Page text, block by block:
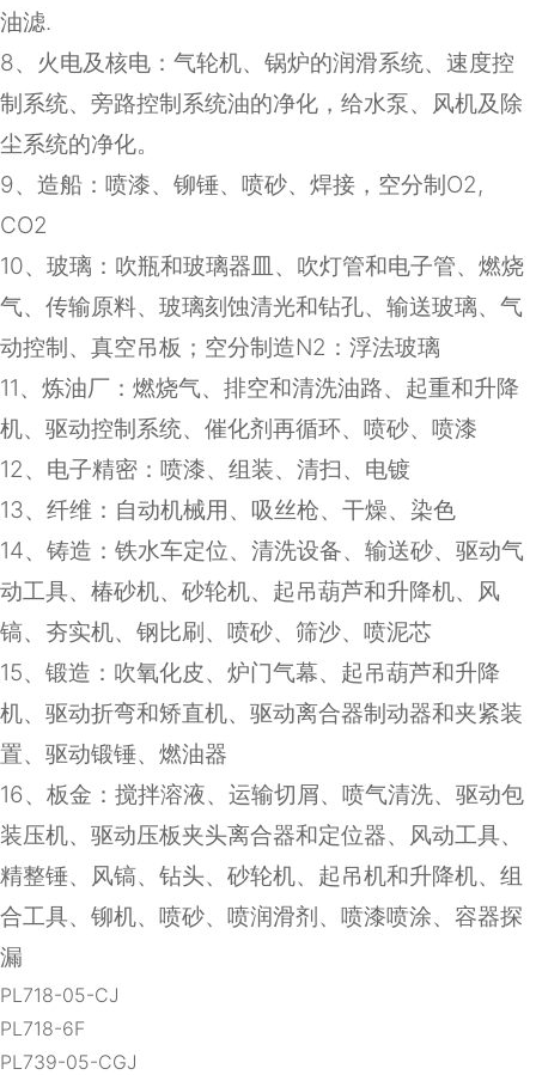
油滤.
8、火电及核电：气轮机、锅炉的润滑系统、速度控
制系统、旁路控制系统油的净化，给水泵、风机及除
尘系统的净化。
9、造船：喷漆、铆锤、喷砂、焊接，空分制 O2,
CO2
10、玻璃：吹瓶和玻璃器皿、吹灯管和电子管、燃烧
气、传输原料、玻璃刻蚀清光和钻孔、输送玻璃、气
动控制、真空吊板；空分制造N2 ：浮法玻璃
11、炼油厂：燃烧气、排空和清洗油路、起重和升降
机、驱动控制系统、催化剂再循环、喷砂、喷漆
12、电子精密：喷漆、组装、清扫、电镀
13、纤维：自动机械用、吸丝枪、干燥、染色
14、铸造：铁水车定位、清洗设备、输送砂、驱动气
动工具、椿砂机、砂轮机、起吊葫芦和升降机、风
镐、夯实机、钢比刷、喷砂、筛沙、喷泥芯
15、锻造：吹氧化皮、炉门气幕、起吊葫芦和升降
机、驱动折弯和矫直机、驱动离合器制动器和夹紧装
置、驱动锻锤、燃油器
16、板金：搅拌溶液、运输切屑、喷气清洗、驱动包
装压机、驱动压板夹头离合器和定位器、风动工具、
精整锤、风镐、钻头、砂轮机、起吊机和升降机、组
合工具、铆机、喷砂、喷润滑剂、喷漆喷涂、容器探
漏
PL718-05-CJ
PL718-6F
PL739-05-CGJ